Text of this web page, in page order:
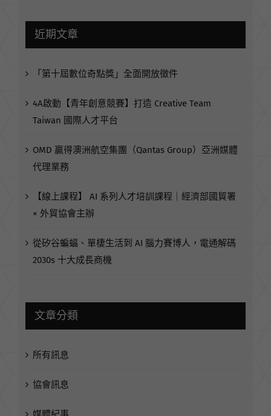
近期文章
「第十屆數位奇點獎」全面開放徵件
4A啟動【青年創意競賽】打造 Creative Team
Taiwan 國際人才平台
OMD 贏得澳洲航空集團（Qantas Group）亞洲媒體
代理業務
【線上課程】 AI 系列人才培訓課程｜經濟部國貿署
× 外貿協會主辦
從矽谷蝙蝠、單棲生活到 AI 腦力賽博人，電通解碼
2030s 十大成長商機
文章分類
所有訊息
協會訊息